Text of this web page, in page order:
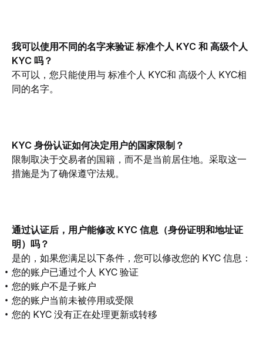
我可以使用不同的名字来验证 标准个人 KYC 和 高级个人
KYC 吗？
不可以，您只能使用与 标准个人 KYC和 高级个人 KYC相
同的名字。
KYC 身份认证如何决定用户的国家限制？
限制取决于交易者的国籍，而不是当前居住地。采取这一
措施是为了确保遵守法规。
通过认证后，用户能修改 KYC 信息（身份证明和地址证
明）吗？
是的，如果您满足以下条件，您可以修改您的 KYC 信息：
您的账户已通过个人 KYC 验证
您的账户不是子账户
您的账户当前未被停用或受限
您的 KYC 没有正在处理更新或转移